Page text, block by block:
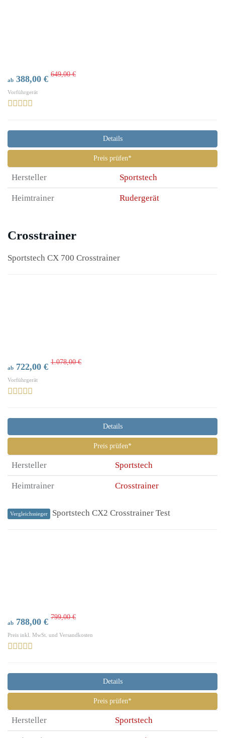
ab 388,00 € 649,00 €
Vorführgerät
Details
Preis prüfen*
Hersteller Sportstech
Heimtrainer Rudergerät
Crosstrainer
Sportstech CX 700 Crosstrainer
ab 722,00 € 1.078,00 €
Vorführgerät
Details
Preis prüfen*
Hersteller Sportstech
Heimtrainer Crosstrainer
Vergleichssieger Sportstech CX2 Crosstrainer Test
ab 788,00 € 799,00 €
Preis inkl. MwSt. und Versandkosten
Details
Preis prüfen*
Hersteller Sportstech